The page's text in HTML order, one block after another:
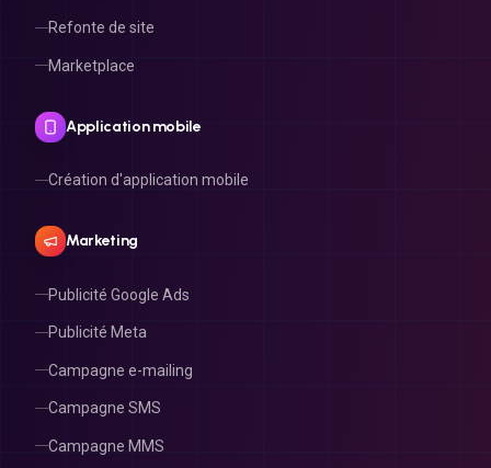
Refonte de site
Marketplace
Application mobile
Création d'application mobile
Marketing
Publicité Google Ads
Publicité Meta
Campagne e-mailing
Campagne SMS
Campagne MMS